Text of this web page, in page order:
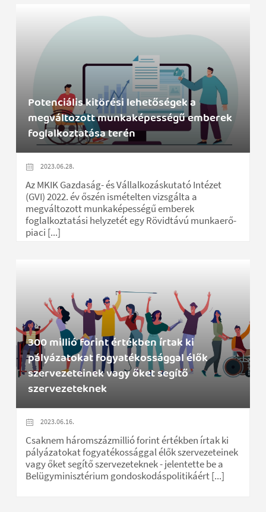
Potenciális kitörési lehetőségek a
megváltozott munkaképességű emberek
foglalkoztatása terén
2023.06.28.
Az MKIK Gazdaság- és Vállalkozáskutató Intézet
(GVI) 2022. év őszén ismételten vizsgálta a
megváltozott munkaképességű emberek
foglalkoztatási helyzetét egy Rövidtávú munkaerő-
piaci [...]
300 millió forint értékben írtak ki
pályázatokat fogyatékossággal élők
szervezeteinek vagy őket segítő
szervezeteknek
2023.06.16.
Csaknem háromszázmillió forint értékben írtak ki
pályázatokat fogyatékossággal élők szervezeteinek
vagy őket segítő szervezeteknek - jelentette be a
Belügyminisztérium gondoskodáspolitikáért [...]